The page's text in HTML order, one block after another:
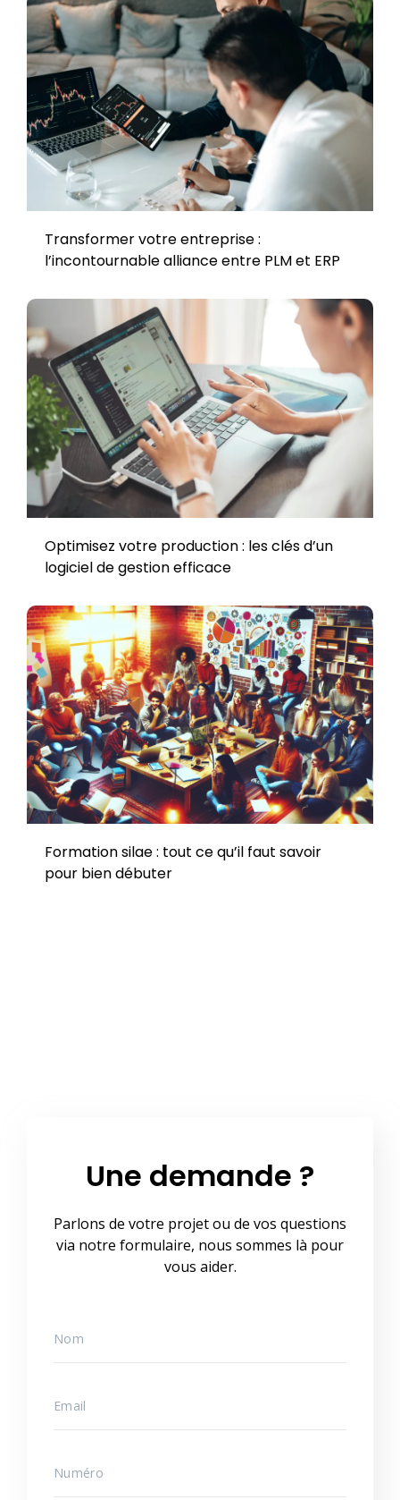
Transformer votre entreprise :
l’incontournable alliance entre PLM et ERP
Optimisez votre production : les clés d’un
logiciel de gestion efficace
Formation silae : tout ce qu’il faut savoir
pour bien débuter
Une demande ?
Parlons de votre projet ou de vos questions
via notre formulaire, nous sommes là pour
vous aider.